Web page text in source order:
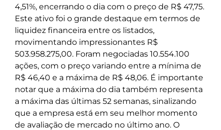
4,51%, encerrando o dia com o preço de R$ 47,75.
Este ativo foi o grande destaque em termos de
liquidez financeira entre os listados,
movimentando impressionantes R$
503.958.275,00. Foram negociadas 10.554.100
ações, com o preço variando entre a mínima de
R$ 46,40 e a máxima de R$ 48,06. É importante
notar que a máxima do dia também representa
a máxima das últimas 52 semanas, sinalizando
que a empresa está em seu melhor momento
de avaliação de mercado no último ano. O